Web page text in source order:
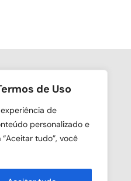
de Uso
de
personalizado e
tudo”, você